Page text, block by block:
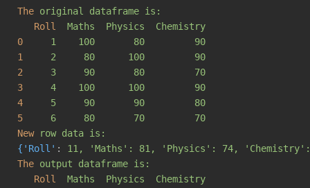
The original dataframe is:
Roll
Maths  Physics  Chemistry
0
1    100       80         90
1
2     80      100         90
2
3     90       80         70
3
4    100      100         90
4
5     90       90         80
5
6     80       70         70
New
row data is:
{'Roll' : 11, 'Maths': 81, 'Physics': 74,
The output dataframe is:
Roll
Maths  Physics  Chemistry